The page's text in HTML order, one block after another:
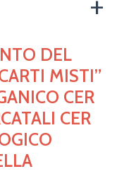
DEL
MISTI”
CER
CER